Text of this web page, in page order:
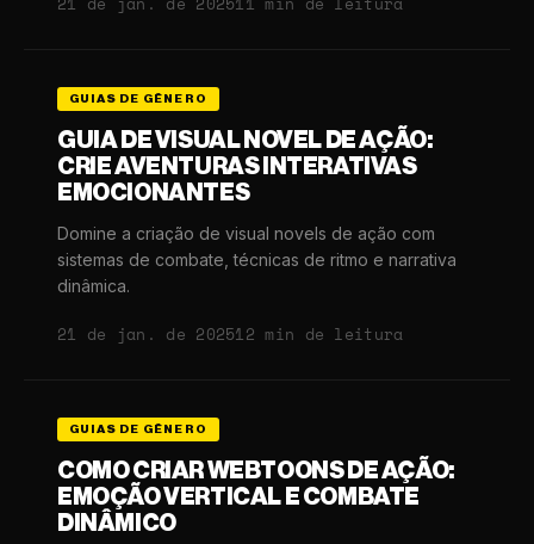
GUIAS DE GÊNERO
GUIA DE VISUAL NOVEL DE AÇÃO:
CRIE AVENTURAS INTERATIVAS
EMOCIONANTES
Domine a criação de visual novels de ação com
sistemas de combate, técnicas de ritmo e narrativa
dinâmica.
21 de jan. de 202512 min de leitura
GUIAS DE GÊNERO
COMO CRIAR WEBTOONS DE AÇÃO:
EMOÇÃO VERTICAL E COMBATE
DINÂMICO